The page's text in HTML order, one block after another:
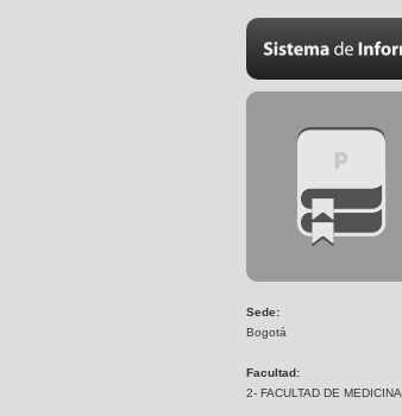
Sede:
Bogotá
Facultad:
2- FACULTAD DE MEDICINA